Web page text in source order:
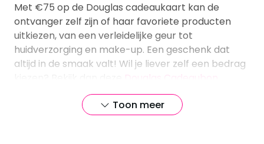
Met €75 op de Douglas cadeaukaart kan de
ontvanger zelf zijn of haar favoriete producten
uitkiezen, van een verleidelijke geur tot
huidverzorging en make-up. Een geschenk dat
altijd in de smaak valt! Wil je liever zelf een bedrag
Douglas Cadeaubon
Douglas cadeaukaart
Toon meer